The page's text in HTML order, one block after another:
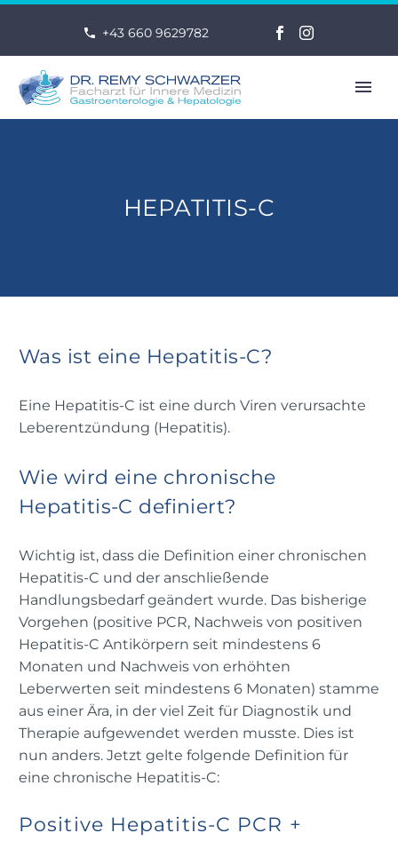
+43 660 9629782
HEPATITIS-C
Was ist eine Hepatitis-C?
Eine Hepatitis-C ist eine durch Viren verursachte
Leberentzündung (Hepatitis).
Wie wird eine chronische
Hepatitis-C definiert?
Wichtig ist, dass die Definition einer chronischen
Hepatitis-C und der anschließende
Handlungsbedarf geändert wurde. Das bisherige
Vorgehen (positive PCR, Nachweis von positiven
Hepatitis-C Antikörpern seit mindestens 6
Monaten und Nachweis von erhöhten
Leberwerten seit mindestens 6 Monaten) stamme
aus einer Ära, in der viel Zeit für Diagnostik und
Therapie aufgewendet werden musste. Dies ist
nun anders. Jetzt gelte folgende Definition für
eine chronische Hepatitis-C:
Positive Hepatitis-C PCR +